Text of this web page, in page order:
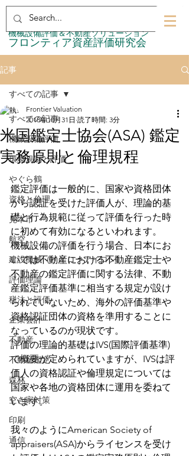
​フロンティア資産評価研究会
​機械設備評価＆不動産ソリューション
記事
すべての記事
機械設備評価
環境規制と評価
やぐら鶴
資格と倫理
見本市
航空
建設機械（イエローアイロン）
評価理論
税法と評価
企業会計
不動産
不動産鑑定
森林
空き家対策
印刷
通信
すべての記事
米国鑑定士協会(ASA) 鑑定
実務原則と倫理規程
Frontier Valuation
2018年10月31日 読了時間: 3分
鑑定評価は一般的に、国家や資格団体
から認証を受けた評価人が、理論的基
礎と行為規範に従って評価を行った時
に初めて有効になるといわれます。
機械設備の評価を行う場合、日本にお
いては不動産における不動産鑑定士や
不動産の鑑定評価に関する法律、不動
産鑑定評価基準に相当する規定が設け
られていないため、海外の評価基準や
資格認証団体の資格を準用することに
なっているのが現状です。
評価の理論的基礎はIVS(国際評価基準)
で概要が定められていますが、IVSは評
価人の資格認証や倫理規定については
国家や各地の資格団体に運用を委ねて
います。
我々のようにAmerican Society of
appraisers(ASA)からライセンスを受け